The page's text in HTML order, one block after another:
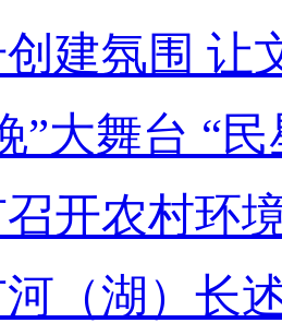
建氛围 让
”大舞台 “
开农村环
（湖）长